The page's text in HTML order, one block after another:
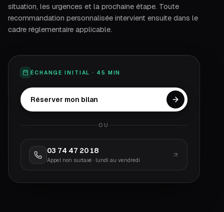
situation, les urgences et la prochaine étape. Toute
recommandation personnalisée intervient ensuite dans le
cadre réglementaire applicable.
ÉCHANGE INITIAL · 45 MIN
Réserver mon bilan
OU
03 74 47 20 18
Appel non surtaxé · lundi au vendredi